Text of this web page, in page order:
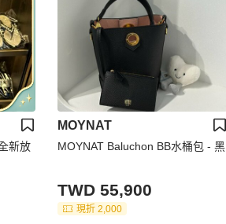
新放
MOYNAT
MOYNAT Baluchon BB水桶包 - 黑
TWD 55,900
現折 2,000